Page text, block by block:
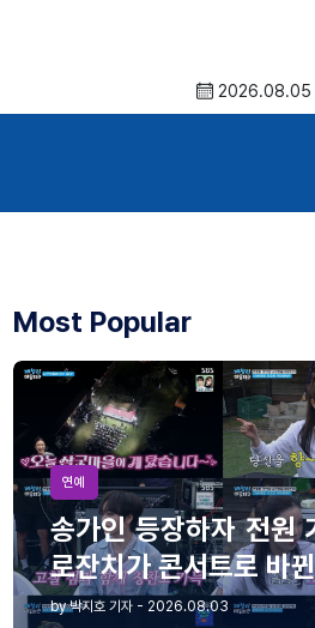
2026.08.05
Most Popular
연예
송가인 등장하자 전원
로잔치가 콘서트로 바
by 박지호 기자 - 2026.08.03